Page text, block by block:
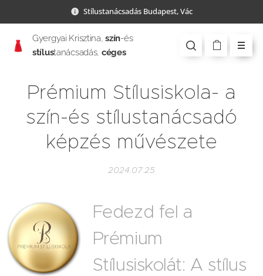
Stílustanácsadás Budapest, Vác
Gyergyai Krisztina, szín-és
stílustanácsadás, céges
Prémium Stílusiskola- a
szín-és stílustanácsadó
képzés művészete
2024.07.25
Fedezd fel a
Prémium
Stílusiskolát: A stílus